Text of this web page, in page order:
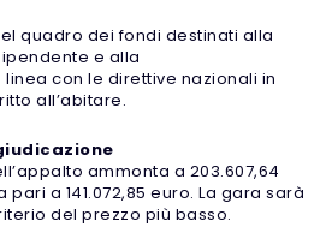
quadro dei fondi destinati alla
e alla
con le direttive nazionali in
all’abitare.
ammonta a 203.607,64
a 141.072,85 euro. La gara sarà
del prezzo più basso.